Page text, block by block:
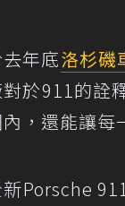
年底洛杉磯
於911的詮
，還能讓每
Porsche